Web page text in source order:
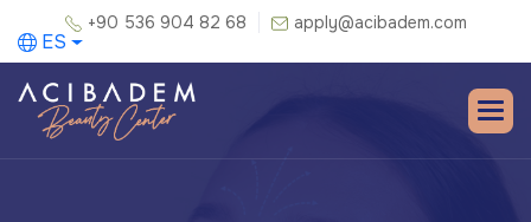
+90 536 904 82 68 apply@acibadem.com
ES